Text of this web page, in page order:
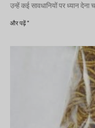
उन्हें कई सावधानियों पर ध्यान देना
और पढ़ें "